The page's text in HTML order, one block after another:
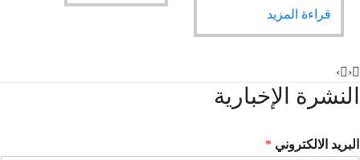
قراءة المزيد
›
الإخبارية
الالكتروني*